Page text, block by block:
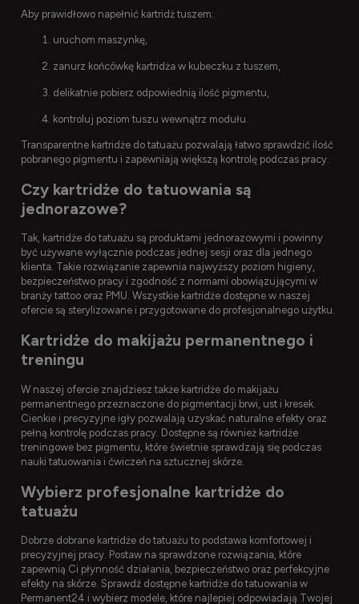
Aby prawidłowo napełnić kartridż tuszem:
uruchom maszynkę,
zanurz końcówkę kartridża w kubeczku z tuszem,
delikatnie pobierz odpowiednią ilość pigmentu,
kontroluj poziom tuszu wewnątrz modułu.
Transparentne kartridże do tatuażu pozwalają łatwo sprawdzić ilość
pobranego pigmentu i zapewniają większą kontrolę podczas pracy.
Czy kartridże do tatuowania są
jednorazowe?
Tak, kartridże do tatuażu są produktami jednorazowymi i powinny
być używane wyłącznie podczas jednej sesji oraz dla jednego
klienta. Takie rozwiązanie zapewnia najwyższy poziom higieny,
bezpieczeństwo pracy i zgodność z normami obowiązującymi w
branży tattoo oraz PMU. Wszystkie kartridże dostępne w naszej
ofercie są sterylizowane i przygotowane do profesjonalnego użytku.
Kartridże do makijażu permanentnego i
treningu
W naszej ofercie znajdziesz także kartridże do makijażu
permanentnego przeznaczone do pigmentacji brwi, ust i kresek.
Cienkie i precyzyjne igły pozwalają uzyskać naturalne efekty oraz
pełną kontrolę podczas pracy. Dostępne są również kartridże
treningowe bez pigmentu, które świetnie sprawdzają się podczas
nauki tatuowania i ćwiczeń na sztucznej skórze.
Wybierz profesjonalne kartridże do
tatuażu
Dobrze dobrane kartridże do tatuażu to podstawa komfortowej i
precyzyjnej pracy. Postaw na sprawdzone rozwiązania, które
zapewnią Ci płynność działania, bezpieczeństwo oraz perfekcyjne
efekty na skórze. Sprawdź dostępne kartridże do tatuowania w
Permanent24 i wybierz modele, które najlepiej odpowiadają Twojej